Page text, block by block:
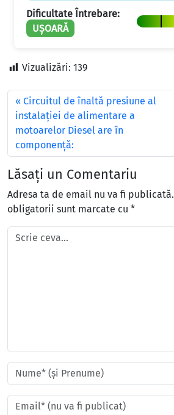
Dificultate Întrebare:
UȘOARĂ
Vizualizări: 139
Circuitul de înaltă presiune al
instalației de alimentare a
motoarelor Diesel are în
componență:
Lăsați un Comentariu
Adresa ta de email nu va fi publicată.
obligatorii sunt marcate cu *